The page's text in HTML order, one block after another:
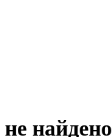
найдено